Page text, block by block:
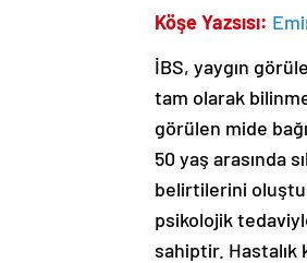
Köşe Yazsısı:
İBS, yaygın
tam olarak
görülen mide
50 yaş arasında
belirtilerini
psikolojik
sahiptir. Hastalık